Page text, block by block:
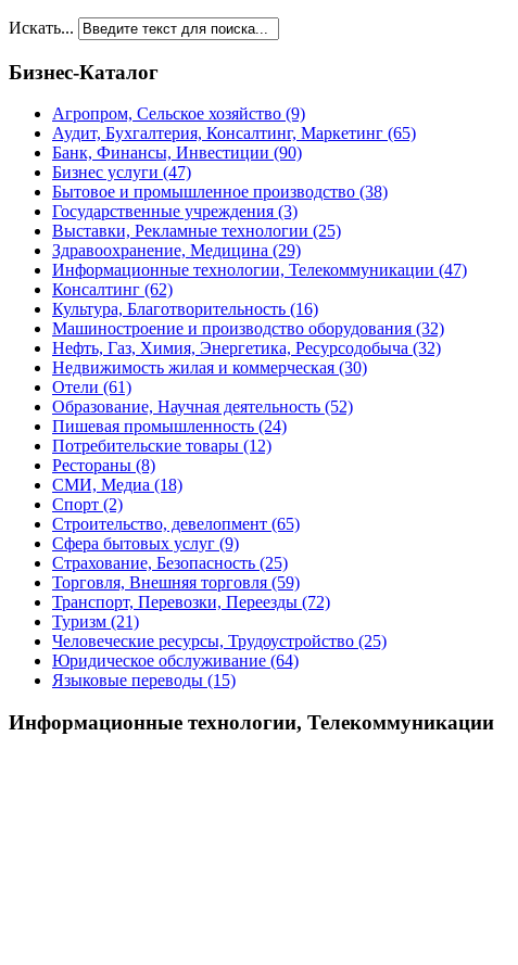
Искать...
Бизнес-Каталог
Агропром, Сельское хозяйство (9)
Аудит, Бухгалтерия, Консалтинг, Маркетинг (65)
Банк, Финансы, Инвестиции (90)
Бизнес услуги (47)
Бытовое и промышленное производство (38)
Государственные учреждения (3)
Выставки, Рекламные технологии (25)
Здравоохранение, Медицина (29)
Информационные технологии, Телекоммуникации (47)
Консалтинг (62)
Культура, Благотворительность (16)
Машиностроение и производство оборудования (32)
Нефть, Газ, Химия, Энергетика, Ресурсодобыча (32)
Недвижимость жилая и коммерческая (30)
Отели (61)
Образование, Научная деятельность (52)
Пишевая промышленность (24)
Потребительские товары (12)
Рестораны (8)
СМИ, Медиа (18)
Спорт (2)
Строительство, девелопмент (65)
Сфера бытовых услуг (9)
Страхование, Безопасность (25)
Торговля, Внешняя торговля (59)
Транспорт, Перевозки, Переезды (72)
Туризм (21)
Человеческие ресурсы, Трудоустройство (25)
Юридическое обслуживание (64)
Языковые переводы (15)
Информационные технологии, Телекоммуникации